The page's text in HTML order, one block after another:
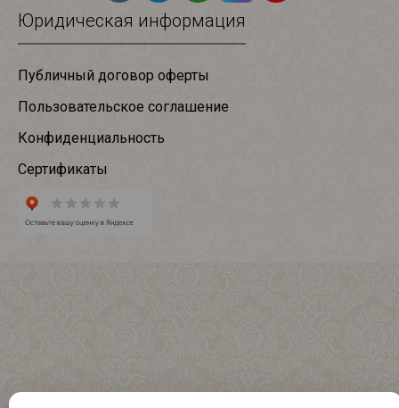
Юридическая информация
Публичный договор оферты
Пользовательское соглашение
Конфиденциальность
Сертификаты